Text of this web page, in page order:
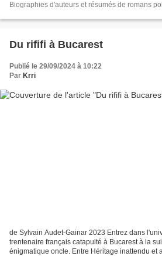
Biographies d'auteurs et résumés de romans
Du rififi à Bucarest
Publié le 29/09/2024 à 10:22
Par Krri
de Sylvain Audet-Gainar 2023 Entrez dans
trentenaire français catapulté à Bucarest à la
énigmatique oncle. Entre Héritage inattendu et